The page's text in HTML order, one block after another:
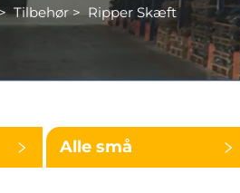
Tilbehør > Ripper Skæft
Alle små